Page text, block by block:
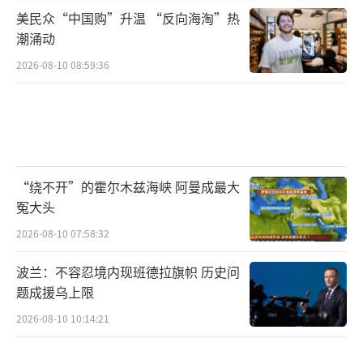
美民众“中国购”升温 “反向海淘”热
潮涌动
2026-08-10 08:59:36
“绕不开”的霍尔木兹海峡 阿曼成最大
冤大头
2026-08-10 07:58:32
波兰：不容忍境内现班德拉旗帜 历史问
题成援乌上限
2026-08-10 10:14:21